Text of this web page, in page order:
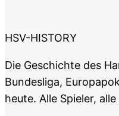
HSV-HISTORY
Die Geschichte des
Bundesliga,
heute. Alle Spieler,